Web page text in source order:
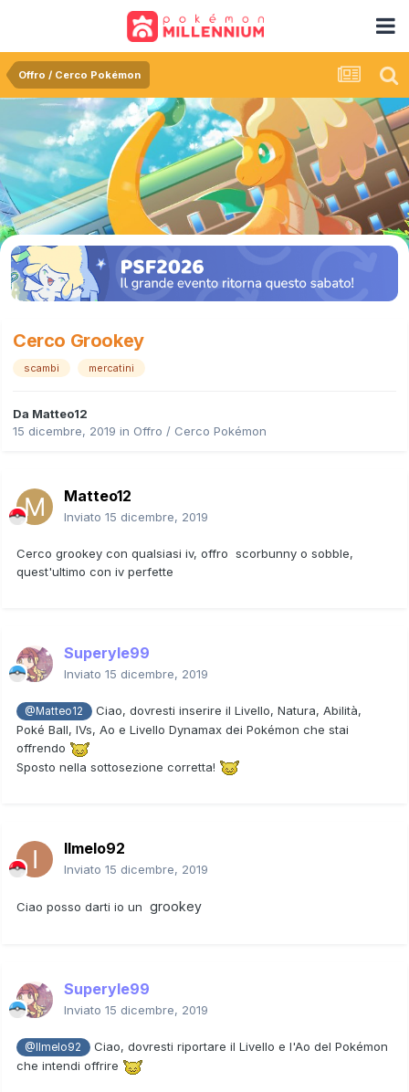
Offro / Cerco Pokémon
Cerco Grookey
scambi mercatini
Da Matteo12
15 dicembre, 2019 in Offro / Cerco Pokémon
Matteo12
Inviato 15 dicembre, 2019
Cerco grookey con qualsiasi iv, offro scorbunny o sobble,
quest'ultimo con iv perfette
Superyle99
Inviato 15 dicembre, 2019
@Matteo12
Ciao, dovresti inserire il Livello, Natura, Abilità,
Poké Ball, IVs, Ao e Livello Dynamax dei Pokémon che stai
offrendo
Sposto nella sottosezione corretta!
Ilmelo92
Inviato 15 dicembre, 2019
Ciao posso darti io un grookey
Superyle99
Inviato 15 dicembre, 2019
@Ilmelo92
Ciao, dovresti riportare il Livello e l'Ao del Pokémon
che intendi offrire